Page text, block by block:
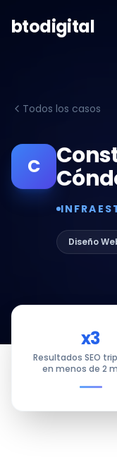
btodigital
Todos los casos
C
Diseño
x3
Resultados SEO
en menos de 2